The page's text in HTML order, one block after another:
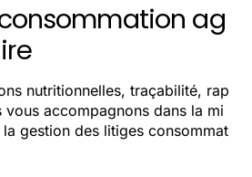
ag
nutritionnelles, traçabilité, rap
accompagnons dans la mi
gestion des litiges consommat